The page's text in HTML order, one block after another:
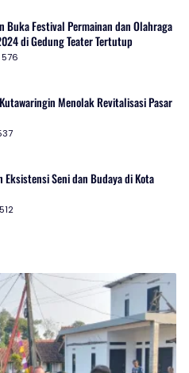
Buka Festival Permainan dan Olahraga
di Gedung Teater Tertutup
576
Menolak Revitalisasi Pasar
Eksistensi Seni dan Budaya di Kota
512